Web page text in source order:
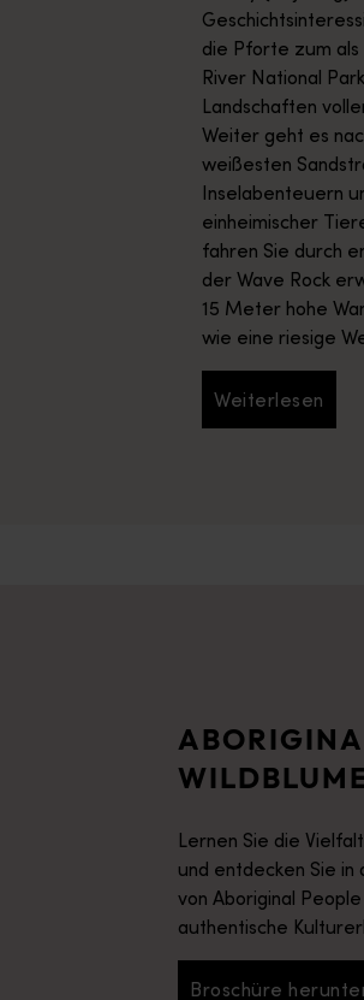
die Pforte zum
River National
Landschaften
Weiter geht es
weißesten
Inselabenteuern
einheimischer
fahren Sie durch
der Wave Rock
15 Meter hohe
wie eine riesige
Weiterlesen
Weiterlesen
Lernen Sie die
und entdecken Sie
von Aboriginal
authentische
Broschüre